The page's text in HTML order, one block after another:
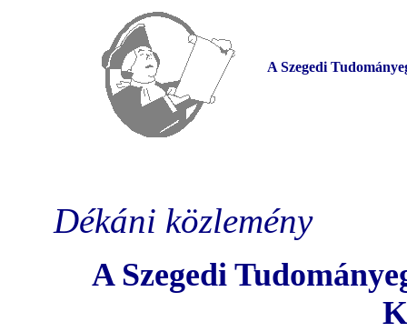
A Szegedi
Dékáni közlemény
A Szegedi